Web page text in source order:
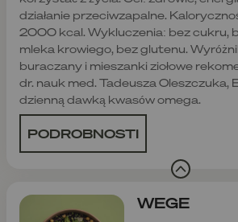
działanie przeciwzapalne.
2000 kcal. Wykluczenia: bez cukru,
mleka krowiego, bez glutenu.
buraczany i mieszanki ziołowe
dr. nauk med. Tadeusza Oleszczuka,
dzienną dawką kwasów omega.
PODROBNOSTI
WEGE